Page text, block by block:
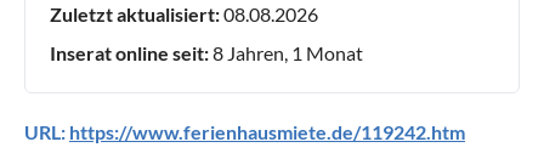
Zuletzt aktualisiert:08.08.2026
Inserat online seit:8 Jahren, 1 Monat
URL: https://www.ferienhausmiete.de/119242.htm